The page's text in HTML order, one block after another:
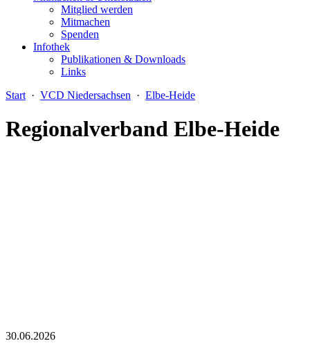
Mitglied werden
Mitmachen
Spenden
Infothek
Publikationen & Downloads
Links
Start · VCD Niedersachsen · Elbe-Heide
Regionalverband Elbe-Heide
30.06.2026